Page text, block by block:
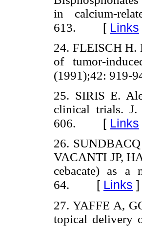
in calcium-
613. [ Links
24. FLEISCH H.
of tumor-
(1991);42: 919-
25. SIRIS E.
clinical trials. J.
606. [ Links
26.
VACANTI JP,
cebacate) as a
64. [ Links ]
27. YAFFE A,
topical delivery